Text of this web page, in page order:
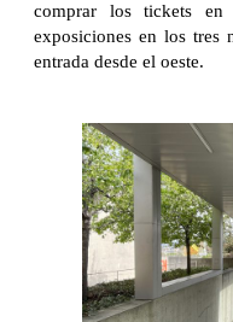
comprar los tickets
exposiciones en los
entrada desde el oeste.